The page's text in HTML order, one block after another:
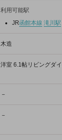
利用可能駅
JR函館本線 滝川駅
木造
洋室 6.1帖リビングダ
－
－